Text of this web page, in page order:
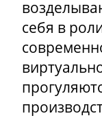
себя в